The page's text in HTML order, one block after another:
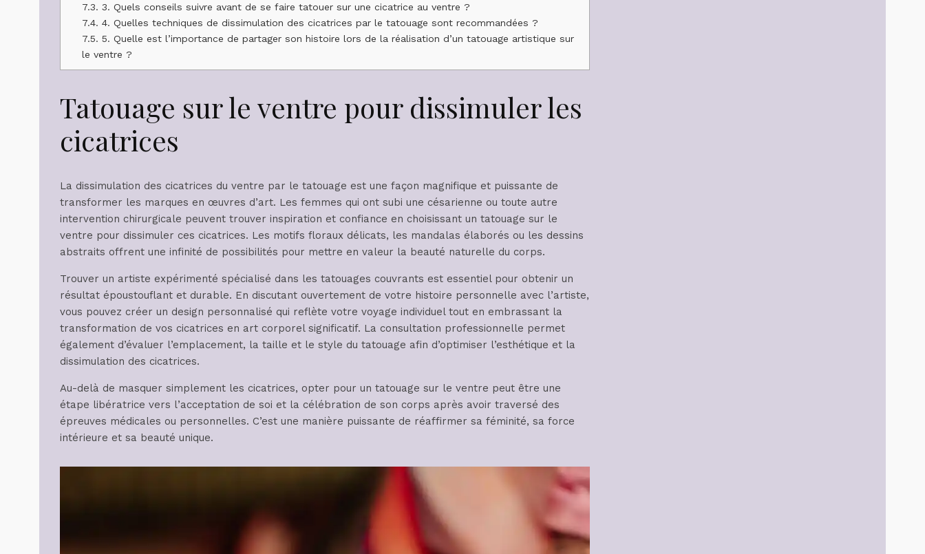
7.3. 3. Quels conseils suivre avant de se faire tatouer sur une cicatrice au ventre ?
7.4. 4. Quelles techniques de dissimulation des cicatrices par le tatouage sont recommandées ?
7.5. 5. Quelle est l’importance de partager son histoire lors de la réalisation d’un tatouage artistique sur
le ventre ?
Tatouage sur le ventre pour dissimuler les
cicatrices
La dissimulation des cicatrices du ventre par le tatouage est une façon magnifique et puissante de
transformer les marques en œuvres d’art. Les femmes qui ont subi une césarienne ou toute autre
intervention chirurgicale peuvent trouver inspiration et confiance en choisissant un tatouage sur le
ventre pour dissimuler ces cicatrices. Les motifs floraux délicats, les mandalas élaborés ou les dessins
abstraits offrent une infinité de possibilités pour mettre en valeur la beauté naturelle du corps.
Trouver un artiste expérimenté spécialisé dans les tatouages couvrants est essentiel pour obtenir un
résultat époustouflant et durable. En discutant ouvertement de votre histoire personnelle avec l’artiste,
vous pouvez créer un design personnalisé qui reflète votre voyage individuel tout en embrassant la
transformation de vos cicatrices en art corporel significatif. La consultation professionnelle permet
également d’évaluer l’emplacement, la taille et le style du tatouage afin d’optimiser l’esthétique et la
dissimulation des cicatrices.
Au-delà de masquer simplement les cicatrices, opter pour un tatouage sur le ventre peut être une
étape libératrice vers l’acceptation de soi et la célébration de son corps après avoir traversé des
épreuves médicales ou personnelles. C’est une manière puissante de réaffirmer sa féminité, sa force
intérieure et sa beauté unique.